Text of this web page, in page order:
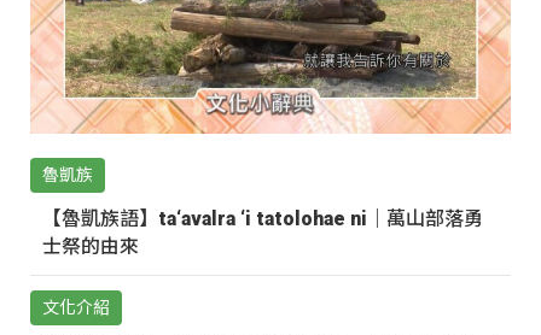
魯凱族
【魯凱族語】ta‘avalra ‘i tatolohae ni｜萬山部落勇
士祭的由來
文化介紹